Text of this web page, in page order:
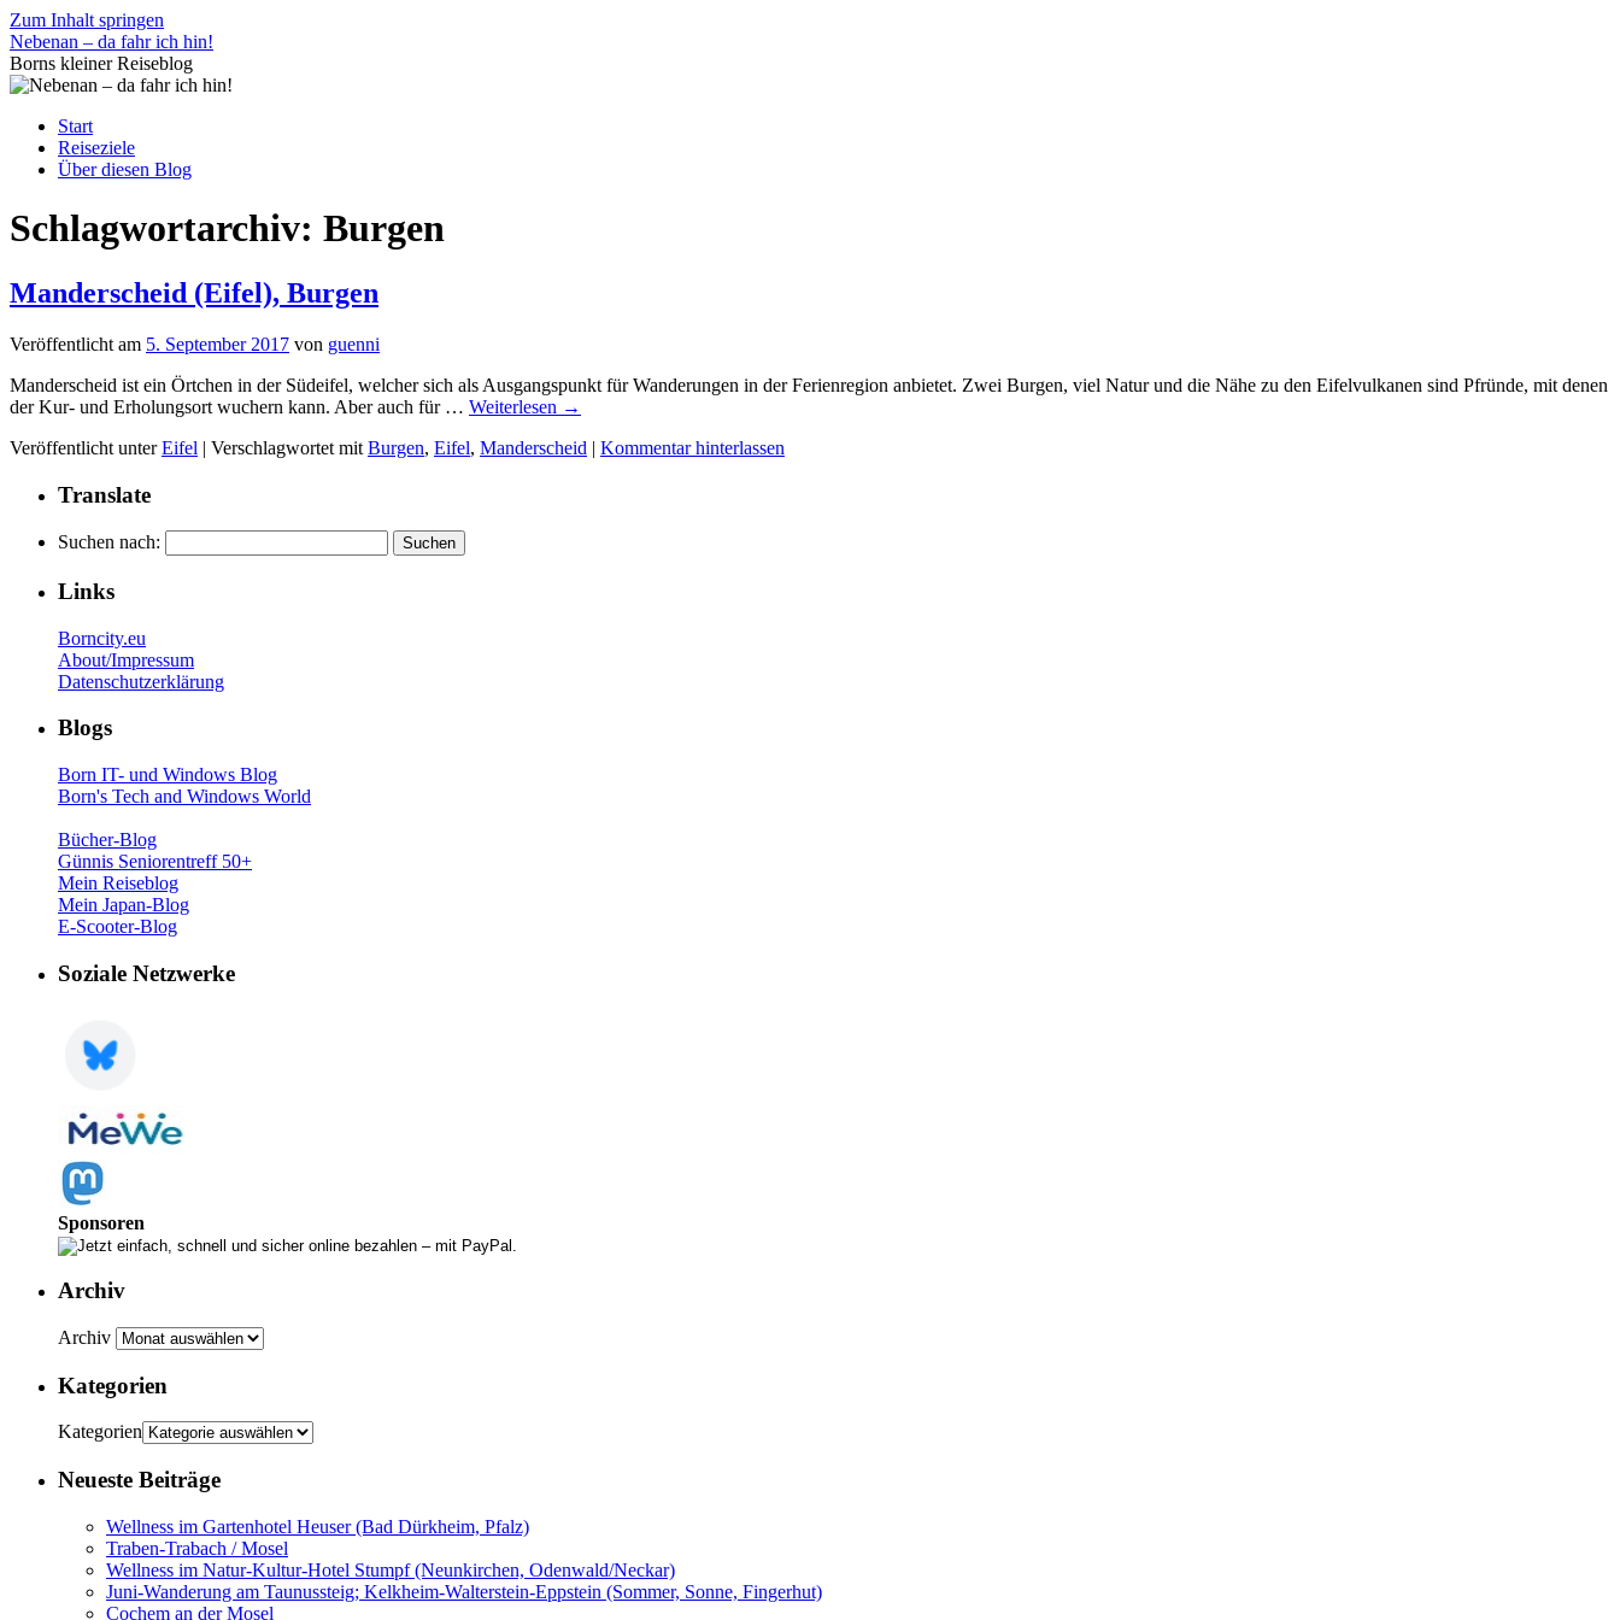
Zum Inhalt springen
Nebenan – da fahr ich hin!
Borns kleiner Reiseblog
Start
Reiseziele
Über diesen Blog
Schlagwortarchiv: Burgen
Manderscheid (Eifel), Burgen
Veröffentlicht am 5. September 2017 von guenni
Manderscheid ist ein Örtchen in der Südeifel, welcher sich als Ausgangspunkt für Wanderungen in der Ferienregion anbietet. Zwei Burgen, viel Natur und die Nähe zu den Eifelvulkanen sind Pfründe, mit denen
der Kur- und Erholungsort wuchern kann. Aber auch für … Weiterlesen →
Veröffentlicht unter Eifel | Verschlagwortet mit Burgen, Eifel, Manderscheid | Kommentar hinterlassen
Translate
Suchen nach:
Links
Borncity.eu
About/Impressum
Datenschutzerklärung
Blogs
Born IT- und Windows Blog
Born's Tech and Windows World
Bücher-Blog
Günnis Seniorentreff 50+
Mein Reiseblog
Mein Japan-Blog
E-Scooter-Blog
Soziale Netzwerke
Sponsoren
Archiv
Archiv
Kategorien
Kategorien
Neueste Beiträge
Wellness im Gartenhotel Heuser (Bad Dürkheim, Pfalz)
Traben-Trabach / Mosel
Wellness im Natur-Kultur-Hotel Stumpf (Neunkirchen, Odenwald/Neckar)
Juni-Wanderung am Taunussteig; Kelkheim-Walterstein-Eppstein (Sommer, Sonne, Fingerhut)
Cochem an der Mosel